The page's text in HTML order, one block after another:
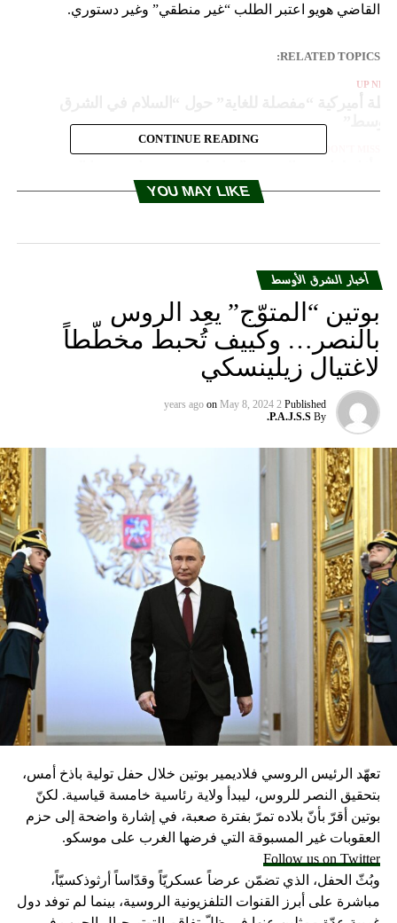
القاضي هويو اعتبر الطلب “غير منطقي” وغير دستوري.
RELATED TOPICS:
UP
CONTINUE READING
YOU MAY LIKE
أخبار الشرق الأوسط
بوتين “المتوّج” يعِد الروس
بالنصر… وكييف تُحبط مخطّطاً
لاغتيال زيلينسكي
Published
2 years ago
on May 8, 2024
By
P.A.J.S.S.
تعهّد الرئيس الروسي فلاديمير بوتين خلال حفل تولية باذخ أمس،
بتحقيق النصر للروس، ليبدأ ولاية رئاسية خامسة قياسية. لكنّ
بوتين أقرّ بأنّ بلاده تمرّ بفترة صعبة، في إشارة واضحة إلى حزم
العقوبات غير المسبوقة التي فرضها الغرب على موسكو.
Follow us on Twitter
وبُثّ الحفل، الذي تضمّن عرضاً عسكريّاً وقدّاساً أرثوذكسيّاً،
مباشرة على أبرز القنوات التلفزيونية الروسية، بينما لم توفد دول